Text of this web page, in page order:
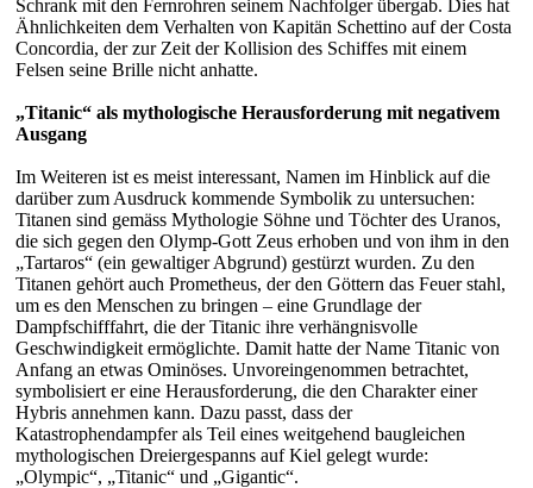
Schrank mit den Fernrohren seinem Nachfolger übergab. Dies hat
Ähnlichkeiten dem Verhalten von Kapitän Schettino auf der Costa
Concordia, der zur Zeit der Kollision des Schiffes mit einem
Felsen seine Brille nicht anhatte.
„Titanic“ als mythologische Herausforderung mit negativem
Ausgang
Im Weiteren ist es meist interessant, Namen im Hinblick auf die
darüber zum Ausdruck kommende Symbolik zu untersuchen:
Titanen sind gemäss Mythologie Söhne und Töchter des Uranos,
die sich gegen den Olymp-Gott Zeus erhoben und von ihm in den
„Tartaros“ (ein gewaltiger Abgrund) gestürzt wurden. Zu den
Titanen gehört auch Prometheus, der den Göttern das Feuer stahl,
um es den Menschen zu bringen – eine Grundlage der
Dampfschifffahrt, die der Titanic ihre verhängnisvolle
Geschwindigkeit ermöglichte. Damit hatte der Name Titanic von
Anfang an etwas Ominöses. Unvoreingenommen betrachtet,
symbolisiert er eine Herausforderung, die den Charakter einer
Hybris annehmen kann. Dazu passt, dass der
Katastrophendampfer als Teil eines weitgehend baugleichen
mythologischen Dreiergespanns auf Kiel gelegt wurde:
„Olympic“, „Titanic“ und „Gigantic“.